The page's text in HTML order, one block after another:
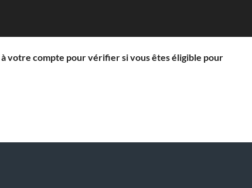
à votre compte pour vérifier si vous êtes éligible pour